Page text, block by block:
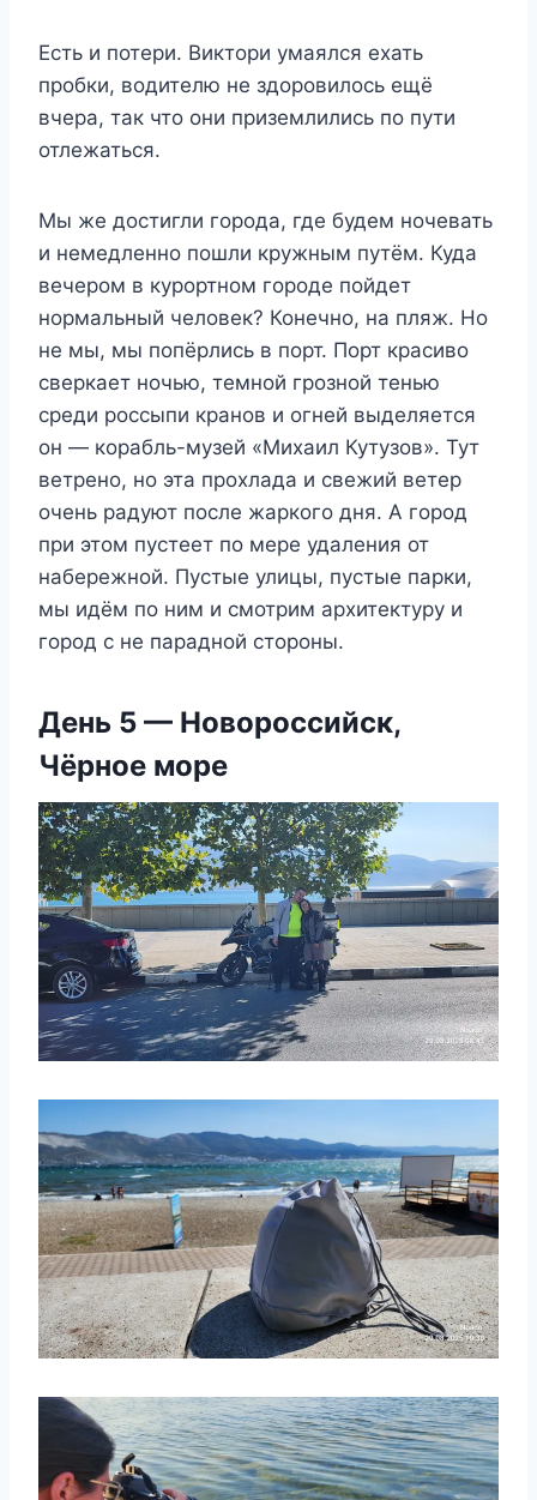
Есть и потери. Виктори умаялся ехать
пробки, водителю не здоровилось ещё
вчера, так что они приземлились по пути
отлежаться.
Мы же достигли города, где будем ночевать
и немедленно пошли кружным путём. Куда
вечером в курортном городе пойдет
нормальный человек? Конечно, на пляж. Но
не мы, мы попёрлись в порт. Порт красиво
сверкает ночью, темной грозной тенью
среди россыпи кранов и огней выделяется
он — корабль-музей «Михаил Кутузов». Тут
ветрено, но эта прохлада и свежий ветер
очень радуют после жаркого дня. А город
при этом пустеет по мере удаления от
набережной. Пустые улицы, пустые парки,
мы идём по ним и смотрим архитектуру и
город с не парадной стороны.
День 5 — Новороссийск,
Чёрное море